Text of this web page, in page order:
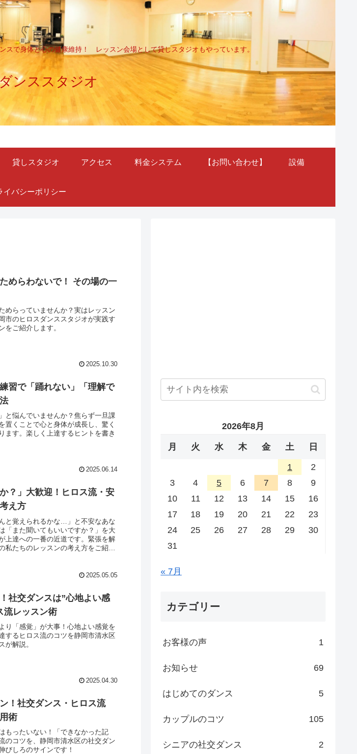
スで身体と心の健康維持！ レッスン会場として貸しスタジオもやっています。
ンススタジオ
貸しスタジオ アクセス 料金システム 【お問い合わせ】 設備
イバシーポリシー
めらわないで！ その場の一
めらっていませんか？実はレッスン
市のヒロスダンススタジオが実践す
をご紹介します。
2025.10.30
習で「踊れない」「理解で
と悩んでいませんか？焦らず一旦課
置くことで心と身体が成長し、驚く
ます。楽しく上達するヒントを書き
2025.06.14
？」大歓迎！ヒロス流・安
え方
と覚えられるかな…」と不安なあな
「また聞いてもいいですか？」を大
上達への一番の近道です。緊張を解
私たちのレッスンの考え方をご紹介
2025.05.05
社交ダンスは”心地よい感
流レッスン術
り「感覚」が大事！心地よい感覚を
するヒロス流のコツを静岡市清水区
が解説。
2025.04.30
！社交ダンス・ヒロス流
術
もったいない！「できなかった記
のコツを、静岡市清水区の社交ダン
びしろのサインです！
2026年8月
月 火 水 木 金 土 日
1
2
3
4 5 6 7 8
9
10
11 12 13 14 15
16
17
18 19 20 21 22
23
24
25 26 27 28 29
30
31
« 7月
カテゴリー
お客様の声 1
お知らせ 69
はじめてのダンス 5
カップルのコツ 105
シニアの社交ダンス 2